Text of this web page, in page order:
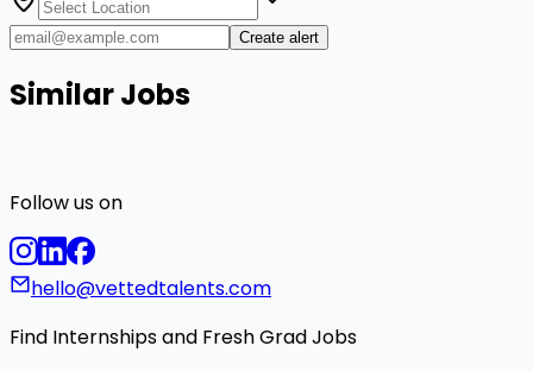
Create alert
Similar Jobs
Follow us on
hello@vettedtalents.com
Find Internships and Fresh Grad Jobs